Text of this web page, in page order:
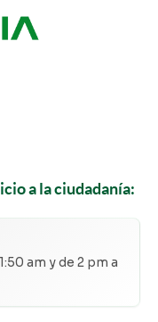
a la ciudadanía:
am y de 2 pm a